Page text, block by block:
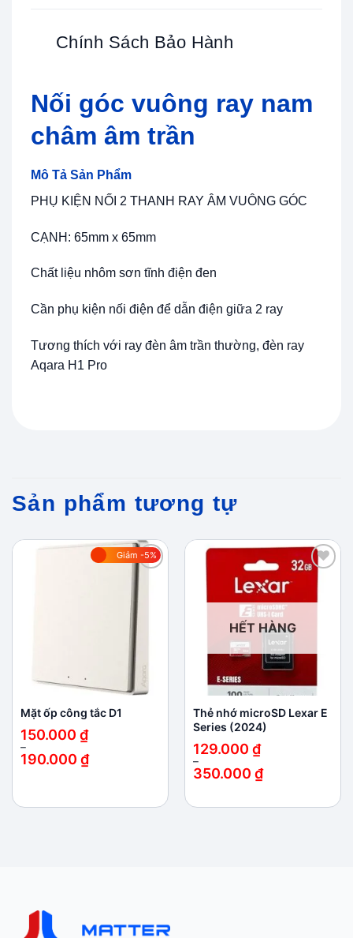
Chính Sách Bảo Hành
Nối góc vuông ray nam
châm âm trần
Mô Tả Sản Phẩm
PHỤ KIỆN NỐI 2 THANH RAY ÂM VUÔNG GÓC
CẠNH: 65mm x 65mm
Chất liệu nhôm sơn tĩnh điện đen
Cần phụ kiện nối điện để dẫn điện giữa 2 ray
Tương thích với ray đèn âm trần thường, đèn ray
Aqara H1 Pro
Sản phẩm tương tự
Giảm -5%
wishlist
Mặt ốp công tắc D1
150.000 ₫
–
190.000 ₫
đến
HẾT HÀNG
Thẻ nhớ microSD Lexar E
Series (2024)
129.000 ₫
–
350.000 ₫
từ